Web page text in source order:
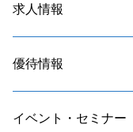
求人情報
優待情報
イベント・セミナー